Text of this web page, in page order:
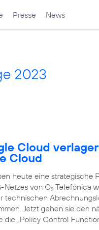
Presse News
2023
Cloud
Cloud
heute eine strategische
Netzes von O2 Telefónica
technischen
Jetzt gehen sie den
„Policy Control